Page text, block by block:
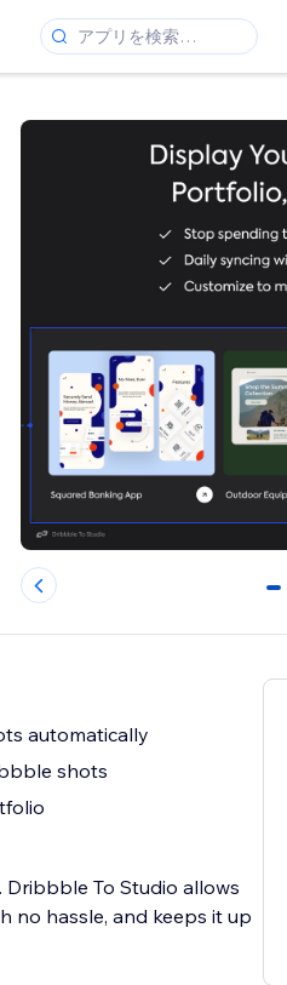
0
automatically
shots
To Studio allows
hassle, and keeps it up